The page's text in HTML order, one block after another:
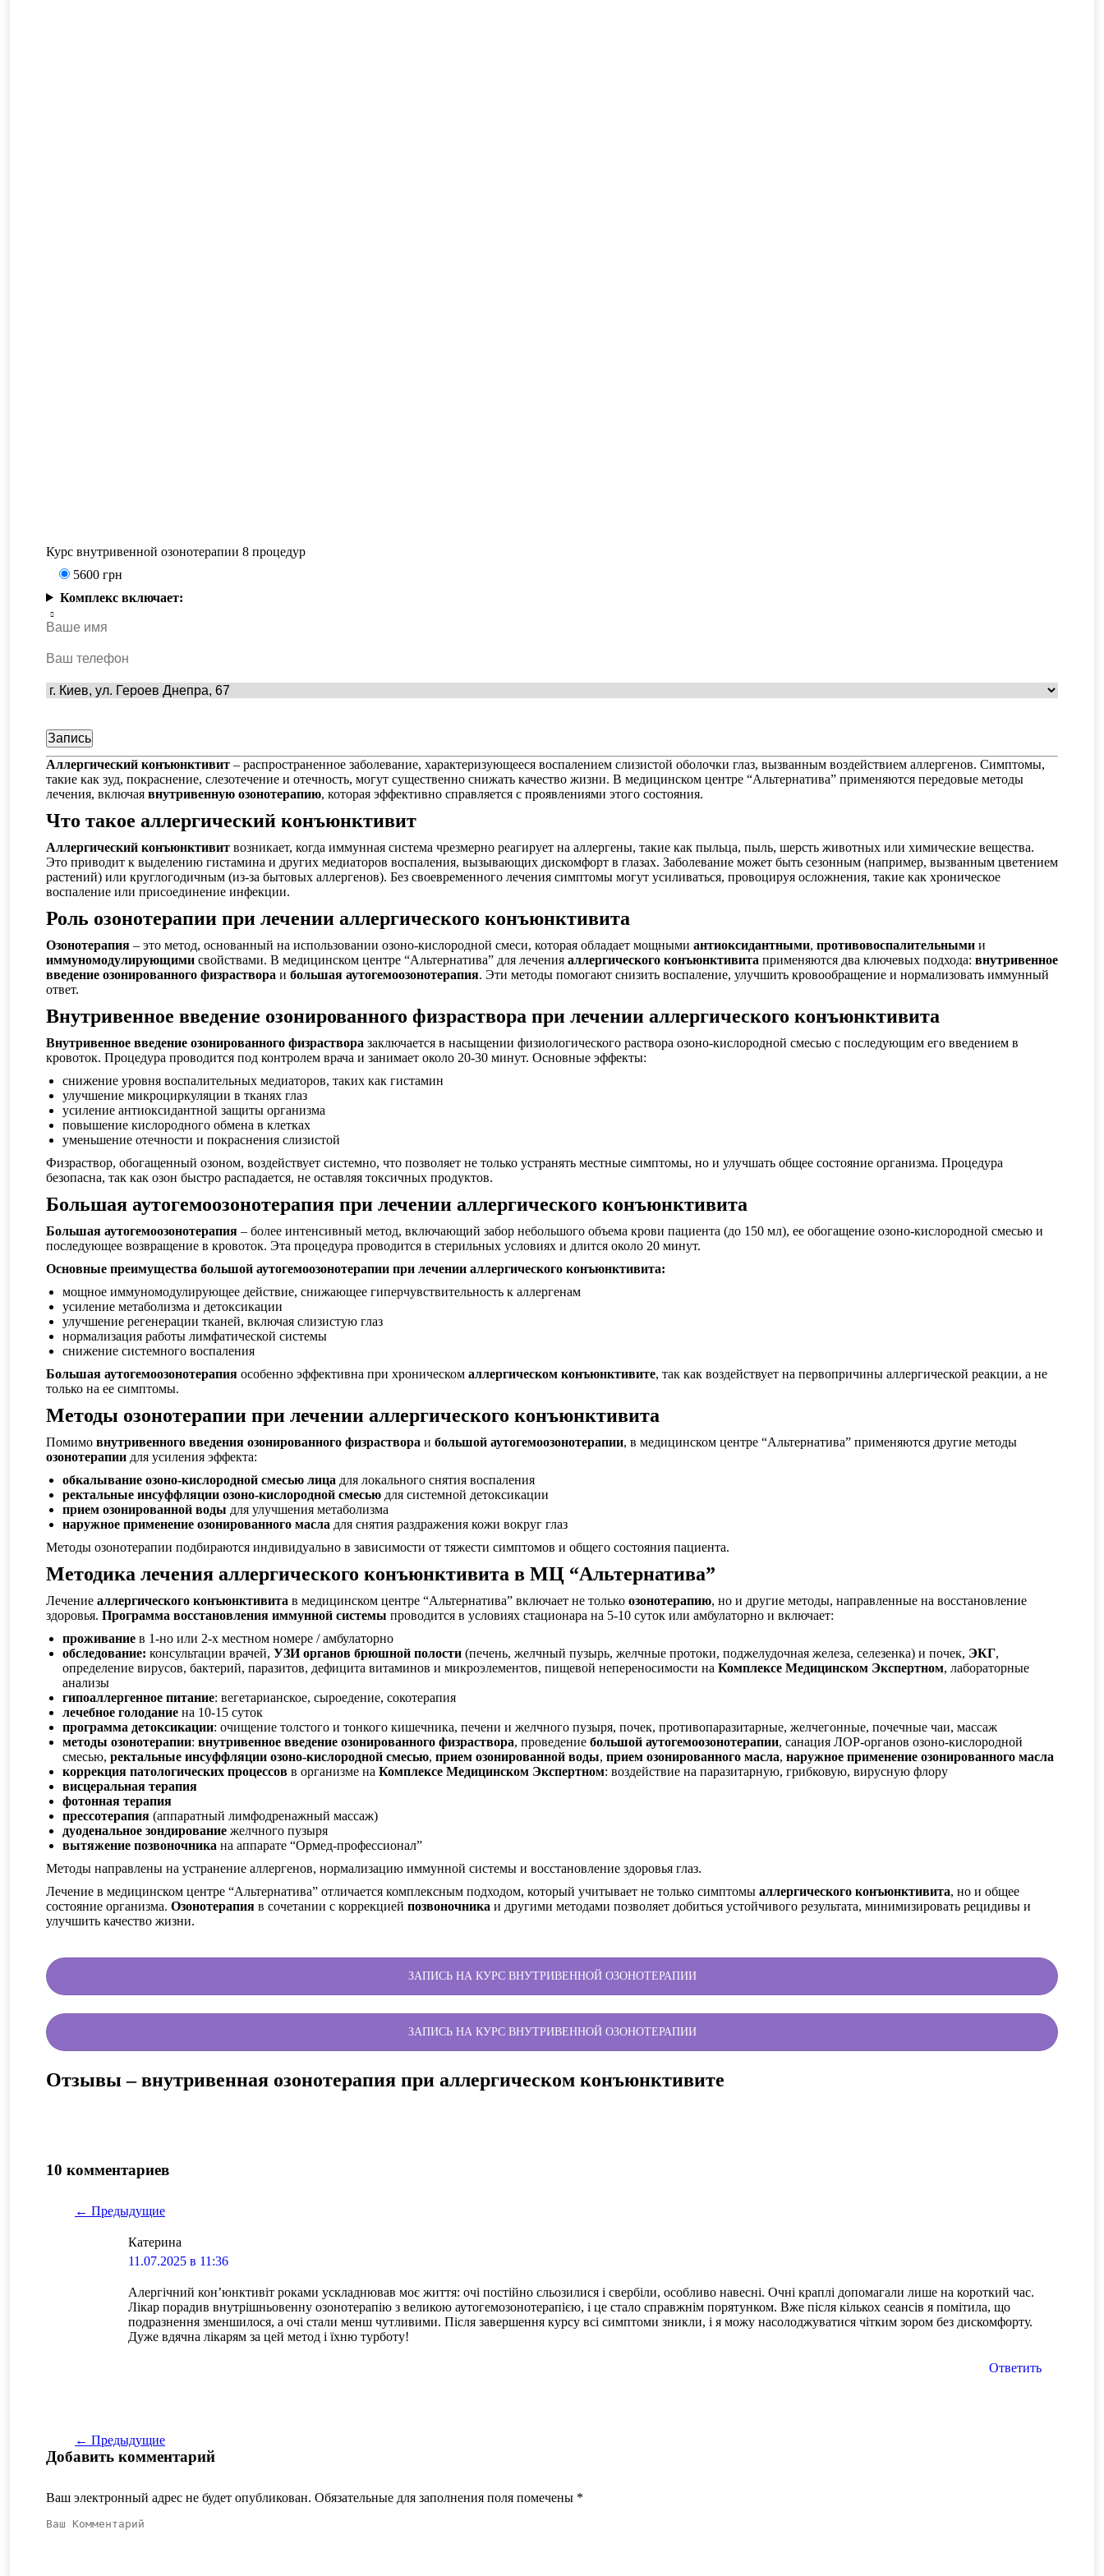
Курс внутривенной озонотерапии 8 процедур
5600 грн
Комплекс включает:
Аллергический конъюнктивит – распространенное заболевание, характеризующееся воспалением слизистой оболочки глаз, вызванным воздействием аллергенов. Симптомы,
такие как зуд, покраснение, слезотечение и отечность, могут существенно снижать качество жизни. В медицинском центре “Альтернатива” применяются передовые методы
лечения, включая внутривенную озонотерапию, которая эффективно справляется с проявлениями этого состояния.
Что такое аллергический конъюнктивит
Аллергический конъюнктивит возникает, когда иммунная система чрезмерно реагирует на аллергены, такие как пыльца, пыль, шерсть животных или химические вещества.
Это приводит к выделению гистамина и других медиаторов воспаления, вызывающих дискомфорт в глазах. Заболевание может быть сезонным (например, вызванным цветением
растений) или круглогодичным (из-за бытовых аллергенов). Без своевременного лечения симптомы могут усиливаться, провоцируя осложнения, такие как хроническое
воспаление или присоединение инфекции.
Роль озонотерапии при лечении аллергического конъюнктивита
Озонотерапия – это метод, основанный на использовании озоно-кислородной смеси, которая обладает мощными антиоксидантными, противовоспалительными и
иммуномодулирующими свойствами. В медицинском центре “Альтернатива” для лечения аллергического конъюнктивита применяются два ключевых подхода: внутривенное
введение озонированного физраствора и большая аутогемоозонотерапия. Эти методы помогают снизить воспаление, улучшить кровообращение и нормализовать иммунный
ответ.
Внутривенное введение озонированного физраствора при лечении аллергического конъюнктивита
Внутривенное введение озонированного физраствора заключается в насыщении физиологического раствора озоно-кислородной смесью с последующим его введением в
кровоток. Процедура проводится под контролем врача и занимает около 20-30 минут. Основные эффекты:
снижение уровня воспалительных медиаторов, таких как гистамин
улучшение микроциркуляции в тканях глаз
усиление антиоксидантной защиты организма
повышение кислородного обмена в клетках
уменьшение отечности и покраснения слизистой
Физраствор, обогащенный озоном, воздействует системно, что позволяет не только устранять местные симптомы, но и улучшать общее состояние организма. Процедура
безопасна, так как озон быстро распадается, не оставляя токсичных продуктов.
Большая аутогемоозонотерапия при лечении аллергического конъюнктивита
Большая аутогемоозонотерапия – более интенсивный метод, включающий забор небольшого объема крови пациента (до 150 мл), ее обогащение озоно-кислородной смесью и
последующее возвращение в кровоток. Эта процедура проводится в стерильных условиях и длится около 20 минут.
Основные преимущества большой аутогемоозонотерапии при лечении аллергического конъюнктивита:
мощное иммуномодулирующее действие, снижающее гиперчувствительность к аллергенам
усиление метаболизма и детоксикации
улучшение регенерации тканей, включая слизистую глаз
нормализация работы лимфатической системы
снижение системного воспаления
Большая аутогемоозонотерапия особенно эффективна при хроническом аллергическом конъюнктивите, так как воздействует на первопричины аллергической реакции, а не
только на ее симптомы.
Методы озонотерапии при лечении аллергического конъюнктивита
Помимо внутривенного введения озонированного физраствора и большой аутогемоозонотерапии, в медицинском центре “Альтернатива” применяются другие методы
озонотерапии для усиления эффекта:
обкалывание озоно-кислородной смесью лица для локального снятия воспаления
ректальные инсуффляции озоно-кислородной смесью для системной детоксикации
прием озонированной воды для улучшения метаболизма
наружное применение озонированного масла для снятия раздражения кожи вокруг глаз
Методы озонотерапии подбираются индивидуально в зависимости от тяжести симптомов и общего состояния пациента.
Методика лечения аллергического конъюнктивита в МЦ “Альтернатива”
Лечение аллергического конъюнктивита в медицинском центре “Альтернатива” включает не только озонотерапию, но и другие методы, направленные на восстановление
здоровья. Программа восстановления иммунной системы проводится в условиях стационара на 5-10 суток или амбулаторно и включает:
проживание в 1-но или 2-х местном номере / амбулаторно
обследование: консультации врачей, УЗИ органов брюшной полости (печень, желчный пузырь, желчные протоки, поджелудочная железа, селезенка) и почек, ЭКГ,
определение вирусов, бактерий, паразитов, дефицита витаминов и микроэлементов, пищевой непереносимости на Комплексе Медицинском Экспертном, лабораторные
анализы
гипоаллергенное питание: вегетарианское, сыроедение, сокотерапия
лечебное голодание на 10-15 суток
программа детоксикации: очищение толстого и тонкого кишечника, печени и желчного пузыря, почек, противопаразитарные, желчегонные, почечные чаи, массаж
методы озонотерапии: внутривенное введение озонированного физраствора, проведение большой аутогемоозонотерапии, санация ЛОР-органов озоно-кислородной
смесью, ректальные инсуффляции озоно-кислородной смесью, прием озонированной воды, прием озонированного масла, наружное применение озонированного масла
коррекция патологических процессов в организме на Комплексе Медицинском Экспертном: воздействие на паразитарную, грибковую, вирусную флору
висцеральная терапия
фотонная терапия
прессотерапия (аппаратный лимфодренажный массаж)
дуоденальное зондирование желчного пузыря
вытяжение позвоночника на аппарате “Ормед-профессионал”
Методы направлены на устранение аллергенов, нормализацию иммунной системы и восстановление здоровья глаз.
Лечение в медицинском центре “Альтернатива” отличается комплексным подходом, который учитывает не только симптомы аллергического конъюнктивита, но и общее
состояние организма. Озонотерапия в сочетании с коррекцией позвоночника и другими методами позволяет добиться устойчивого результата, минимизировать рецидивы и
улучшить качество жизни.
ЗАПИСЬ НА КУРС ВНУТРИВЕННОЙ ОЗОНОТЕРАПИИ
ЗАПИСЬ НА КУРС ВНУТРИВЕННОЙ ОЗОНОТЕРАПИИ
Отзывы – внутривенная озонотерапия при аллергическом конъюнктивите
10 комментариев
Навигация по комментариям
← Предыдущие
Катерина
говорит:
11.07.2025 в 11:36
Алергічний кон’юнктивіт роками ускладнював моє життя: очі постійно сльозилися і свербіли, особливо навесні. Очні краплі допомагали лише на короткий час.
Лікар порадив внутрішньовенну озонотерапію з великою аутогемозонотерапією, і це стало справжнім порятунком. Вже після кількох сеансів я помітила, що
подразнення зменшилося, а очі стали менш чутливими. Після завершення курсу всі симптоми зникли, і я можу насолоджуватися чітким зором без дискомфорту.
Дуже вдячна лікарям за цей метод і їхню турботу!
Ответить
Навигация по комментариям
← Предыдущие
Добавить комментарий
Ваш электронный адрес не будет опубликован. Обязательные для заполнения поля помечены *
Ваш Комментарий